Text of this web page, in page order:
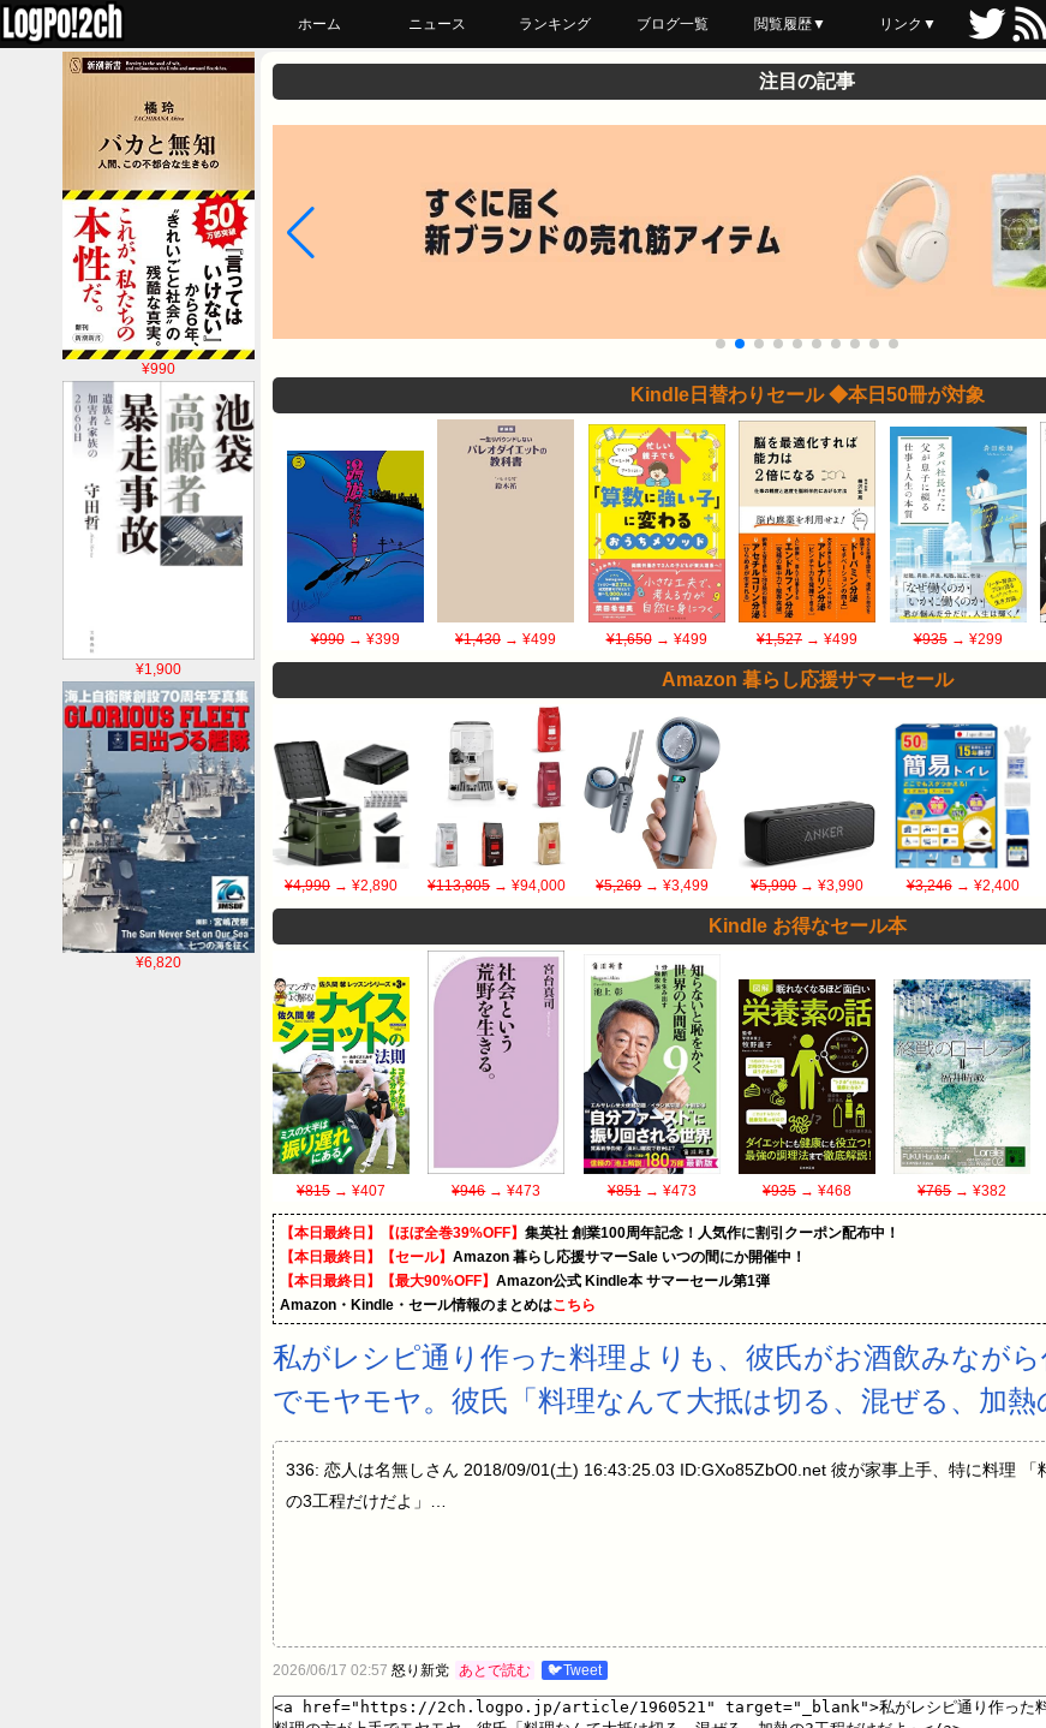
ホーム ニュース ランキング ブログ一覧 閲覧履歴▼
最近読んだ
あとで読む
ブックマーク
リンク▼
¥990
¥1,900
¥6,820
注目の記事
Kindle日替わりセール ◆本日50冊が対象
¥990→ ¥399 ¥1,430 → ¥499 ¥1,650→ ¥499 ¥1,527 → ¥499 ¥935→ ¥299
Amazon 暮らし応援サマーセール
¥4,990 → ¥2,890 ¥113,805→ ¥94,000 ¥5,269→ ¥3,499 ¥5,990→ ¥3,990 ¥3,246→ ¥2,400
Kindle お得なセール本
¥815 → ¥407 ¥946→ ¥473 ¥851→ ¥473 ¥935→ ¥468 ¥765→ ¥382
【本日最終日】【ほぼ全巻39%OFF】 集英社 創業100周年記念！人気作に割引クーポン配布中！
【本日最終日】【セール】 Amazon 暮らし応援サマーSale いつの間にか開催中！
【本日最終日】【最大90%OFF】 Amazon公式 Kindle本 サマーセール第1弾
Amazon・Kindle・セール情報のまとめはこちら
私がレシピ通り作った料理よりも、彼氏がお酒飲みなが
でモヤモヤ。彼氏「料理なんて大抵は切る、混ぜる、加熱
336: 恋人は名無しさん 2018/09/01(土) 16:43:25.03 ID:GXo85ZbO0.net 彼が家事上手、特に料理 「
の3工程だけだよ」…
2026/06/17 02:57 怒り新党 あとで読む 🐦Tweet